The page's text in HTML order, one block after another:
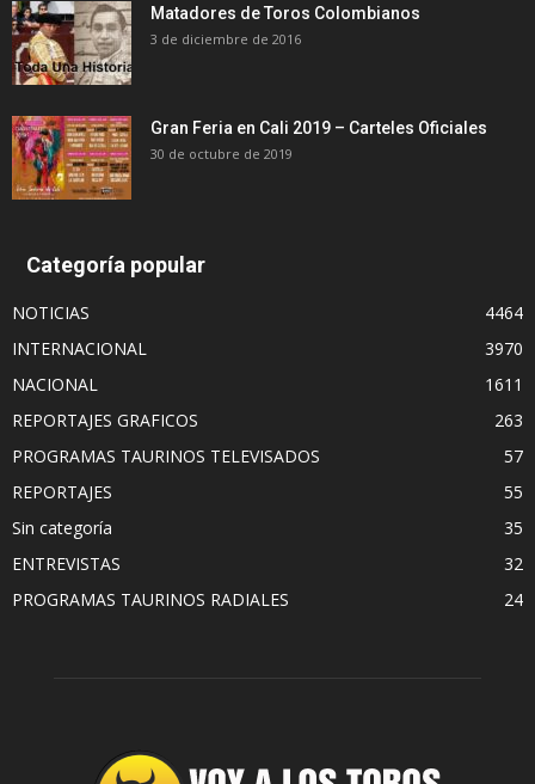
Matadores de Toros Colombianos
3 de diciembre de 2016
Gran Feria en Cali 2019 – Carteles Oficiales
30 de octubre de 2019
Categoría popular
NOTICIAS
4464
INTERNACIONAL
3970
NACIONAL
1611
REPORTAJES GRAFICOS
263
PROGRAMAS TAURINOS TELEVISADOS
57
REPORTAJES
55
Sin categoría
35
ENTREVISTAS
32
PROGRAMAS TAURINOS RADIALES
24